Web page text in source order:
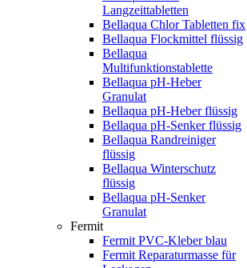
Langzeittabletten
Bellaqua Chlor Tabletten fix
Bellaqua Flockmittel flüssig
Bellaqua
Multifunktionstablette
Bellaqua pH-Heber
Granulat
Bellaqua pH-Heber flüssig
Bellaqua pH-Senker flüssig
Bellaqua Randreiniger
flüssig
Bellaqua Winterschutz
flüssig
Bellaqua pH-Senker
Granulat
Fermit
Fermit PVC-Kleber blau
Fermit Reparaturmasse für